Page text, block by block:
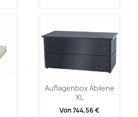
Auflagenbox Abilene
XL
Von744,56 €